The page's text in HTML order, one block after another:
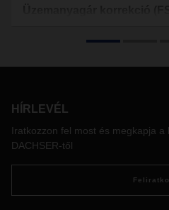
az alábbi üzemanyagár
Belföldi szállítások esetén: 18
521,406 HUF / 1 L)
A mellékelt tájékoztatóban
alkalmazandó modellről és a
a belföldi üzemanyag táblázat
HÍRLEVÉL
Iratkozzon fel most és megkapja a
DACHSER-től